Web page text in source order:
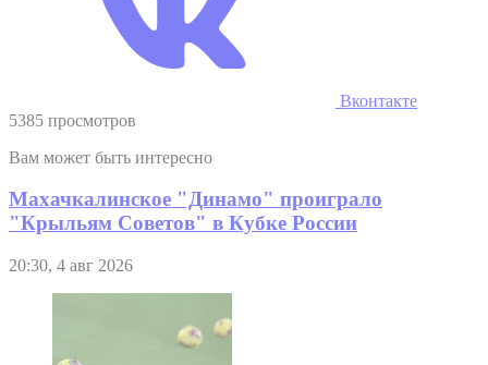
Вконтакте
5385 просмотров
Вам может быть интересно
Махачкалинское "Динамо" проиграло
"Крыльям Советов" в Кубке России
20:30, 4 авг 2026